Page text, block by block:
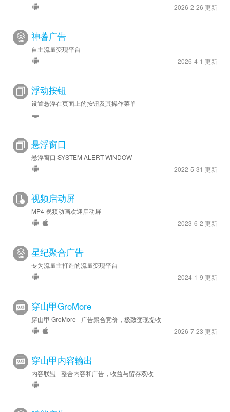
2026-2-26 更新
神蓍广告
自主流量变现平台
2026-4-1 更新
浮动按钮
设置悬浮在页面上的按钮及其操作菜单
悬浮窗口
悬浮窗口 SYSTEM ALERT WINDOW
2022-5-31 更新
视频启动屏
MP4 视频动画欢迎启动屏
2023-6-2 更新
星纪聚合广告
专为流量主打造的流量变现平台
2024-1-9 更新
穿山甲GroMore
穿山甲 GroMore - 广告聚合竞价，极致变现提收
2026-7-23 更新
穿山甲内容输出
内容联盟 - 整合内容和广告，收益与留存双收